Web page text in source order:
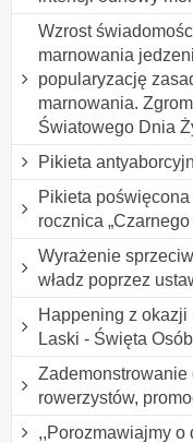
Wzrost
marnowania
popularyzację
marnowania.
Światowego Dnia
Pikieta
Pikieta
rocznica
Wyrażenie
władz poprzez
Happening z okazji
Laski - Święta
rowerzystów,
,,Porozmawiajmy o